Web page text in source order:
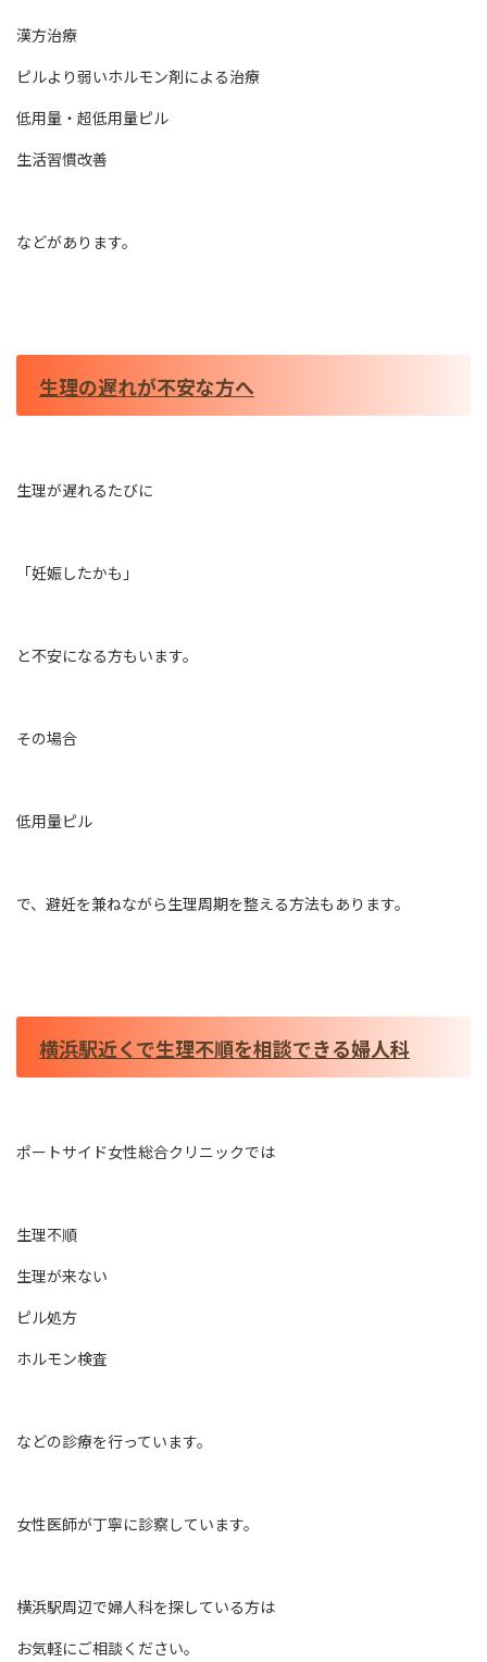
漢方治療
ピルより弱いホルモン剤による治療
低用量・超低用量ピル
生活習慣改善
などがあります。
生理の遅れが不安な方へ
生理が遅れるたびに
「妊娠したかも」
と不安になる方もいます。
その場合
低用量ピル
で、避妊を兼ねながら生理周期を整える方法もあります。
横浜駅近くで生理不順を相談できる婦人科
ポートサイド女性総合クリニックでは
生理不順
生理が来ない
ピル処方
ホルモン検査
などの診療を行っています。
女性医師が丁寧に診察しています。
横浜駅周辺で婦人科を探している方は
お気軽にご相談ください。